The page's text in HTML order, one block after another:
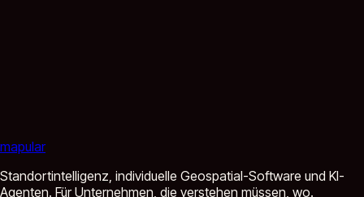
mapular
Standortintelligenz, individuelle Geospatial-Software und KI-
Agenten. Für Unternehmen, die verstehen müssen, wo.